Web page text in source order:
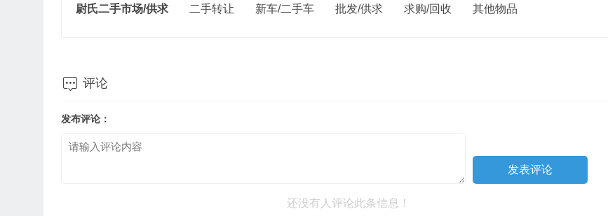
尉氏二手市场/供求 二手转让 新车/二手车 批发/供求 求购/回收 其他物品
 评论
发布评论：
还没有人评论此条信息！